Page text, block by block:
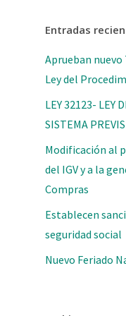
Entradas
Aprueban nuevo
Ley del
LEY 32123- LEY
SISTEMA
Modificación al
del IGV y a la
Compras
Establecen
seguridad social
Nuevo Feriado